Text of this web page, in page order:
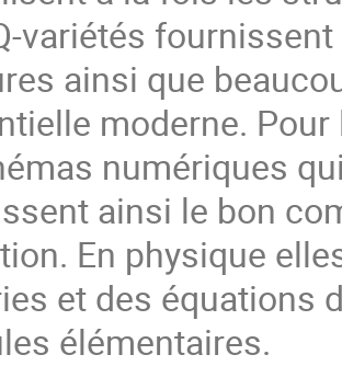
variétés
ainsi que
moderne.
numériques
ainsi le bon
En physique
et des équations
élémentaires.